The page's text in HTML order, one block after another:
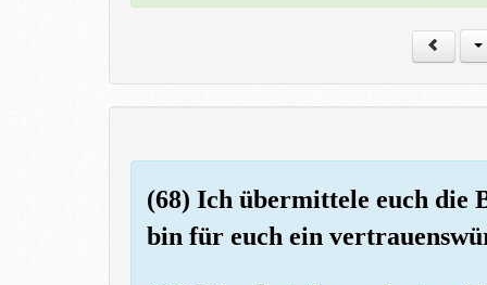
(68) Ich übermittele euch die
bin für euch ein